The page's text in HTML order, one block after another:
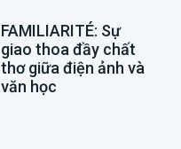
FAMILIARITÉ: Sự
giao thoa đầy chất
thơ giữa điện ảnh và
văn học